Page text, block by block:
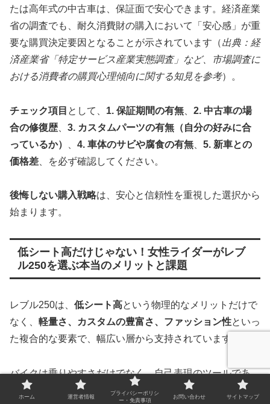
たは高年式の中古車は、保証面で安心できます。経済産業
省の調査でも、耐久消費財の購入において「安心感」が重
要な購買決定要因となることが示されています（出典：経
済産業省「特定サービス産業実態調査」など、市場調査に
おける消費者の購買心理傾向に関する知見を参考）。
チェック項目 として、 1. 保証期間の有無
2. 中古車の場
合の修復歴
3. カスタムパーツの有無（自分の好みに合
っているか）
4. 車体のサビや腐食の有無
5. 新車との
価格差 、を必ず確認してください。
後悔しない購入戦略は、安心と信頼性を重視した選択から
始まります。
低シート高だけじゃない！女性ライダーがレブ
ル250を選ぶ本当のメリットと課題
レブル250は、 低シート高という物理的なメリットだけで
なく、 軽量さ、カスタムの豊富さ、ファッション性といっ
た複合的な要素で、幅広い層から支持されています。
バイクは乗りやすさだけでなく、自己表現のツールであ
り、レブル250はその両方を高い次元で満たしているから
ホーム 運営者情報
プライバシーポリシ
ー・免責事項
お問い合わせ サイトマップ